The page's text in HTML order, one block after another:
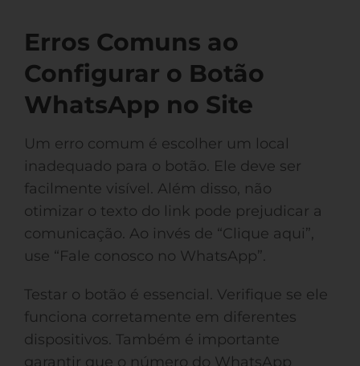
Erros Comuns ao
Configurar o Botão
WhatsApp no Site
Um erro comum é escolher um local
inadequado para o botão. Ele deve ser
facilmente visível. Além disso, não
otimizar o texto do link pode prejudicar a
comunicação. Ao invés de “Clique aqui”,
use “Fale conosco no WhatsApp”.
Testar o botão é essencial. Verifique se ele
funciona corretamente em diferentes
dispositivos. Também é importante
garantir que o número do WhatsApp